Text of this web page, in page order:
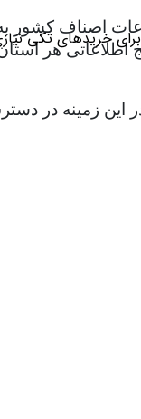
اصناف
هر استان
در این زمینه
خریدهای تکی